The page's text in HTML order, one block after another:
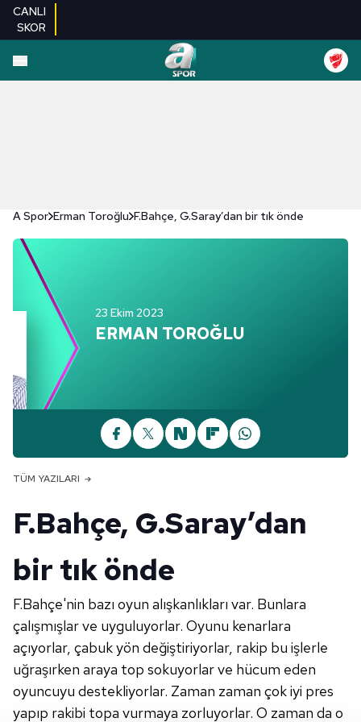
CANLI
SKOR
A Spor Erman Toroğlu F.Bahçe, G.Saray’dan bir tık önde
23 Ekim 2023
ERMAN TOROĞLU
TÜM YAZILARI
F.Bahçe, G.Saray’dan
bir tık önde
F.Bahçe'nin bazı oyun alışkanlıkları var. Bunlara
çalışmışlar ve uyguluyorlar. Oyunu kenarlara
açıyorlar, çabuk yön değiştiriyorlar, rakip bu işlerle
uğraşırken araya top sokuyorlar ve hücum eden
oyuncuyu destekliyorlar. Zaman zaman çok iyi pres
yapıp rakibi topa vurmaya zorluyorlar. O zaman da o